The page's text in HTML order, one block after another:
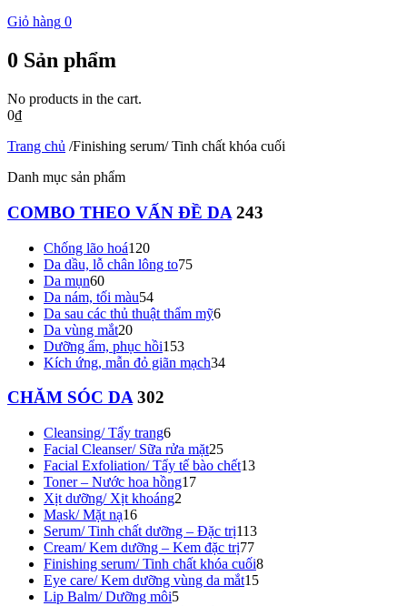
Giỏ hàng 0
0 Sản phẩm
No products in the cart.
0₫
Trang chủ /Finishing serum/ Tinh chất khóa cuối
Danh mục sản phẩm
COMBO THEO VẤN ĐỀ DA 243
Chống lão hoá120
Da dầu, lỗ chân lông to75
Da mụn60
Da nám, tối màu54
Da sau các thủ thuật thẩm mỹ6
Da vùng mắt20
Dưỡng ẩm, phục hồi153
Kích ứng, mẫn đỏ giãn mạch34
CHĂM SÓC DA 302
Cleansing/ Tẩy trang6
Facial Cleanser/ Sữa rửa mặt25
Facial Exfoliation/ Tẩy tế bào chết13
Toner – Nước hoa hồng17
Xịt dưỡng/ Xịt khoáng2
Mask/ Mặt nạ16
Serum/ Tinh chất dưỡng – Đặc trị113
Cream/ Kem dưỡng – Kem đặc trị77
Finishing serum/ Tinh chất khóa cuối8
Eye care/ Kem dưỡng vùng da mắt15
Lip Balm/ Dưỡng môi5